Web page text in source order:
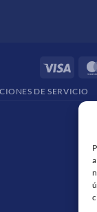
Visa
DE SERVICIO